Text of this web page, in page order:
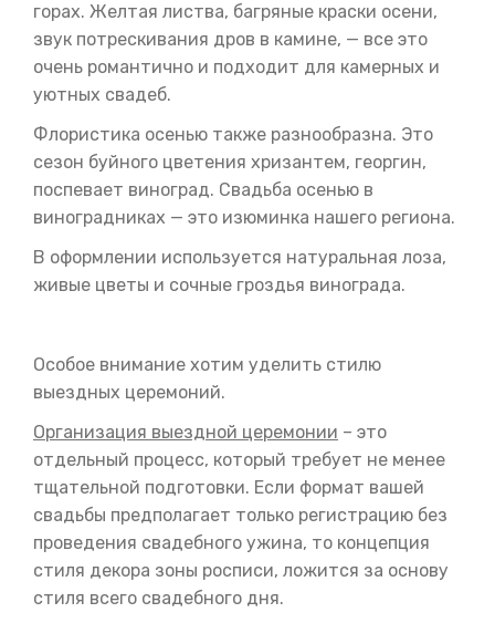
горах. Желтая листва, багряные краски осени,
звук потрескивания дров в камине, — все это
очень романтично и подходит для камерных и
уютных свадеб.
Флористика осенью также разнообразна. Это
сезон буйного цветения хризантем, георгин,
поспевает виноград. Свадьба осенью в
виноградниках — это изюминка нашего региона.
В оформлении используется натуральная лоза,
живые цветы и сочные гроздья винограда.
Особое внимание хотим уделить стилю
выездных церемоний.
Организация выездной церемонии – это
отдельный процесс, который требует не менее
тщательной подготовки. Если формат вашей
свадьбы предполагает только регистрацию без
проведения свадебного ужина, то концепция
стиля декора зоны росписи, ложится за основу
стиля всего свадебного дня.